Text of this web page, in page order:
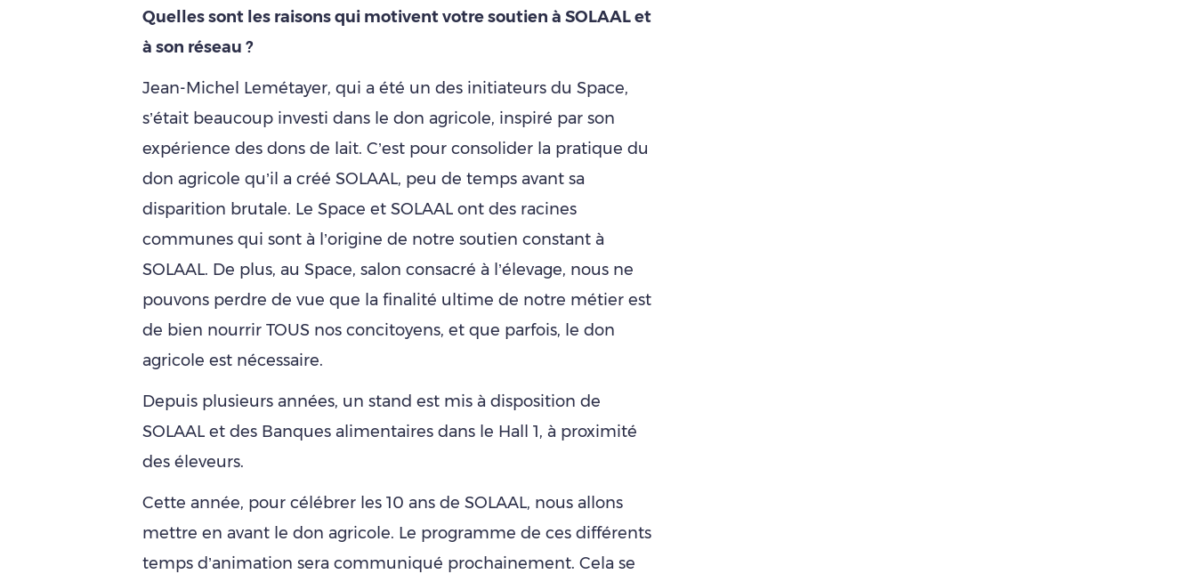
Quelles sont les raisons qui motivent votre soutien à SOLAAL et
à son réseau ?
Jean-Michel Lemétayer, qui a été un des initiateurs du Space,
s’était beaucoup investi dans le don agricole, inspiré par son
expérience des dons de lait. C’est pour consolider la pratique du
don agricole qu’il a créé SOLAAL, peu de temps avant sa
disparition brutale. Le Space et SOLAAL ont des racines
communes qui sont à l’origine de notre soutien constant à
SOLAAL. De plus, au Space, salon consacré à l’élevage, nous ne
pouvons perdre de vue que la finalité ultime de notre métier est
de bien nourrir TOUS nos concitoyens, et que parfois, le don
agricole est nécessaire.
Depuis plusieurs années, un stand est mis à disposition de
SOLAAL et des Banques alimentaires dans le Hall 1, à proximité
des éleveurs.
Cette année, pour célébrer les 10 ans de SOLAAL, nous allons
mettre en avant le don agricole. Le programme de ces différents
temps d’animation sera communiqué prochainement. Cela se